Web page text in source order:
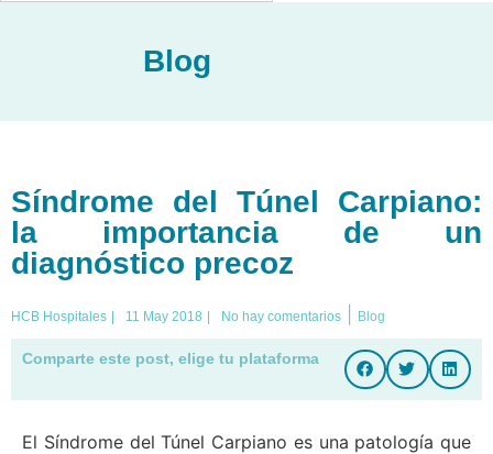
Blog
Síndrome del Túnel Carpiano:
la importancia de un
diagnóstico precoz
HCB Hospitales | 11 May 2018 | No hay comentarios Blog
Comparte este post, elige tu plataforma
El Síndrome del Túnel Carpiano es una patología que